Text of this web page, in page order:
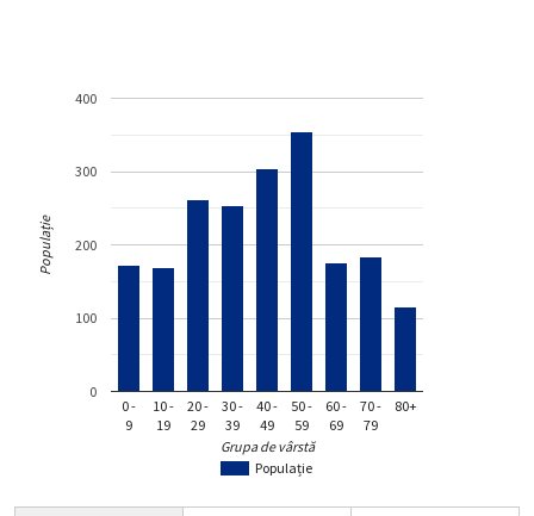
Populație
0 -
9
10 -
19
20 -
29
30 -
39
40 -
49
50 -
59
60 -
69
70 -
79
80+
0
100
200
300
400
Grupa de vârstă
Populație